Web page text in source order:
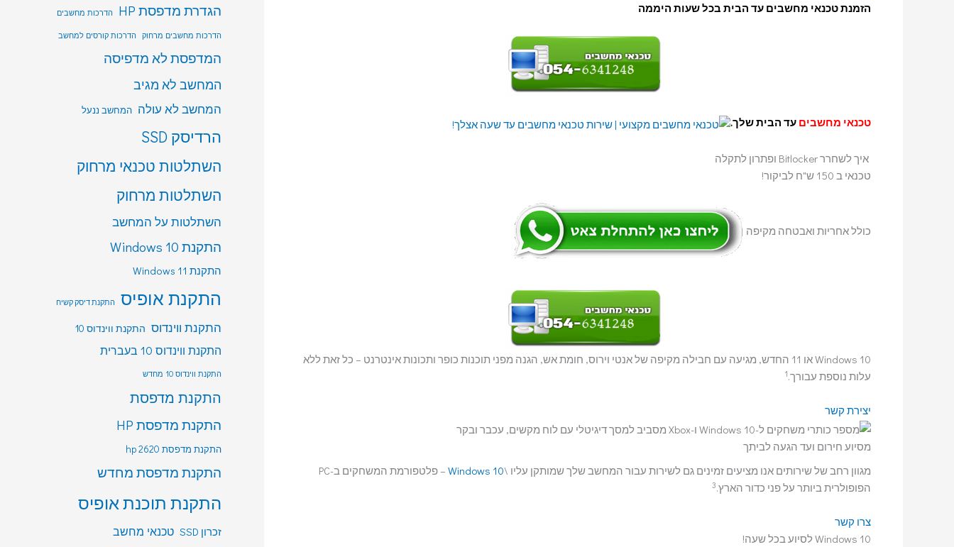
הזמנת טכנאי מחשבים עד הבית בכל שעות היממה
טכנאי מחשבים עד הבית שלך.
איך לשחרר Bitlocker ופתרון לתקלה
טכנאי ב 150 ש"ח לביקור!
כולל אחריות ואבטחה מקיפה
Windows 10 או 11 החדש, מגיעה עם חבילה מקיפה של אנטי וירוס, חומת אש, הגנה מפני תוכנות כופר ותכונות אינטרנט – כל זאת ללא
עלות נוספת עבורך.1
יצירת קשר
מסיוע חירום ועד הגעה לביתך
מגוון רחב של שירותים אנו מציעים זמינים גם לשירות עבור המחשב שלך שמותקן עליו \Windows 10
– פלטפורמת המשחקים ב-PC
הפופולרית ביותר על פני כדור הארץ.3
צרו קשר
Windows 10 לסיוע בכל שעה!
הגדרת מדפסת HP הדרכות מחשבים
הדרכות מחשבים מרחוק הדרכות קורסים למחשב
המדפסת לא מדפיסה
המחשב לא מגיב
המחשב לא עולה המחשב ננעל
הרדיסק SSD
השתלטות טכנאי מרחוק
השתלטות מרחוק
השתלטות על המחשב
התקנת Windows 10
התקנת Windows 11
התקנת אופיס התקנת דיסק קשיח
התקנת ווינדוס התקנת ווינדוס 10
התקנת ווינדוס 10 בעברית
התקנת ווינדוס 10 מחדש
התקנת מדפסת
התקנת מדפסת HP
התקנת מדפסת hp 2620
התקנת מדפסת מחדש
התקנת תוכנת אופיס
זכרון SSD טכנאי מחשב